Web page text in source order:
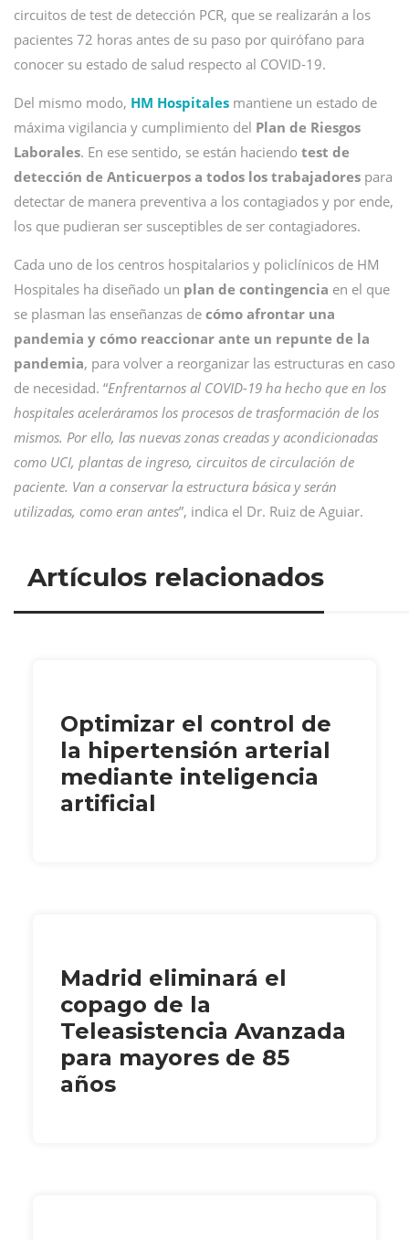
circuitos de test de detección PCR, que se realizarán a los
pacientes 72 horas antes de su paso por quirófano para
conocer su estado de salud respecto al COVID-19.
Del mismo modo, HM Hospitales mantiene un estado de
máxima vigilancia y cumplimiento del Plan de Riesgos
Laborales. En ese sentido, se están haciendo test de
detección de Anticuerpos a todos los trabajadores para
detectar de manera preventiva a los contagiados y por ende,
los que pudieran ser susceptibles de ser contagiadores.
Cada uno de los centros hospitalarios y policlínicos de HM
Hospitales ha diseñado un plan de contingencia en el que
se plasman las enseñanzas de cómo afrontar una
pandemia y cómo reaccionar ante un repunte de la
pandemia, para volver a reorganizar las estructuras en caso
de necesidad. “Enfrentarnos al COVID-19 ha hecho que en los
hospitales aceleráramos los procesos de trasformación de los
mismos. Por ello, las nuevas zonas creadas y acondicionadas
como UCI, plantas de ingreso, circuitos de circulación de
paciente. Van a conservar la estructura básica y serán
utilizadas, como eran antes”, indica el Dr. Ruiz de Aguiar.
Artículos relacionados
Optimizar el control de
la hipertensión arterial
mediante inteligencia
artificial
Madrid eliminará el
copago de la
Teleasistencia Avanzada
para mayores de 85
años